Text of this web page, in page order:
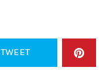
TWEET